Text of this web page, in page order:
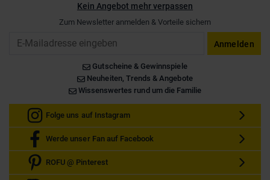
Kein Angebot mehr verpassen
Zum Newsletter anmelden & Vorteile sichern
Anmelden
Gutscheine & Gewinnspiele
Neuheiten, Trends & Angebote
Wissenswertes rund um die Familie
Folge uns auf Instagram
Werde unser Fan auf Facebook
ROFU @ Pinterest